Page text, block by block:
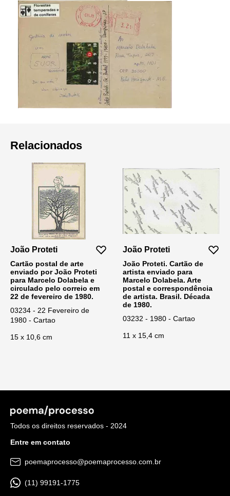
Relacionados
João Proteti
Cartão postal de arte
enviado por João Proteti
para Marcelo Dolabela e
circulado pelo correio em
22 de fevereiro de 1980.
03234 - 22 Fevereiro de
1980 - Cartao
15 x 10,6 cm
João Proteti
João Proteti. Cartão de
artista enviado para
Marcelo Dolabela. Arte
postal e correspondência
de artista. Brasil. Década
de 1980.
03232 - 1980 - Cartao
11 x 15,4 cm
Todos os direitos reservados - 2024
Entre em contato
poemaprocesso@poemaprocesso.com.br
(11) 99191-1775